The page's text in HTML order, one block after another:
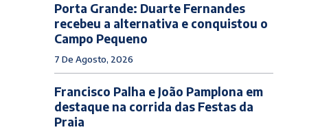
Porta Grande: Duarte Fernandes
recebeu a alternativa e conquistou o
Campo Pequeno
7 De Agosto, 2026
Francisco Palha e João Pamplona em
destaque na corrida das Festas da
Praia